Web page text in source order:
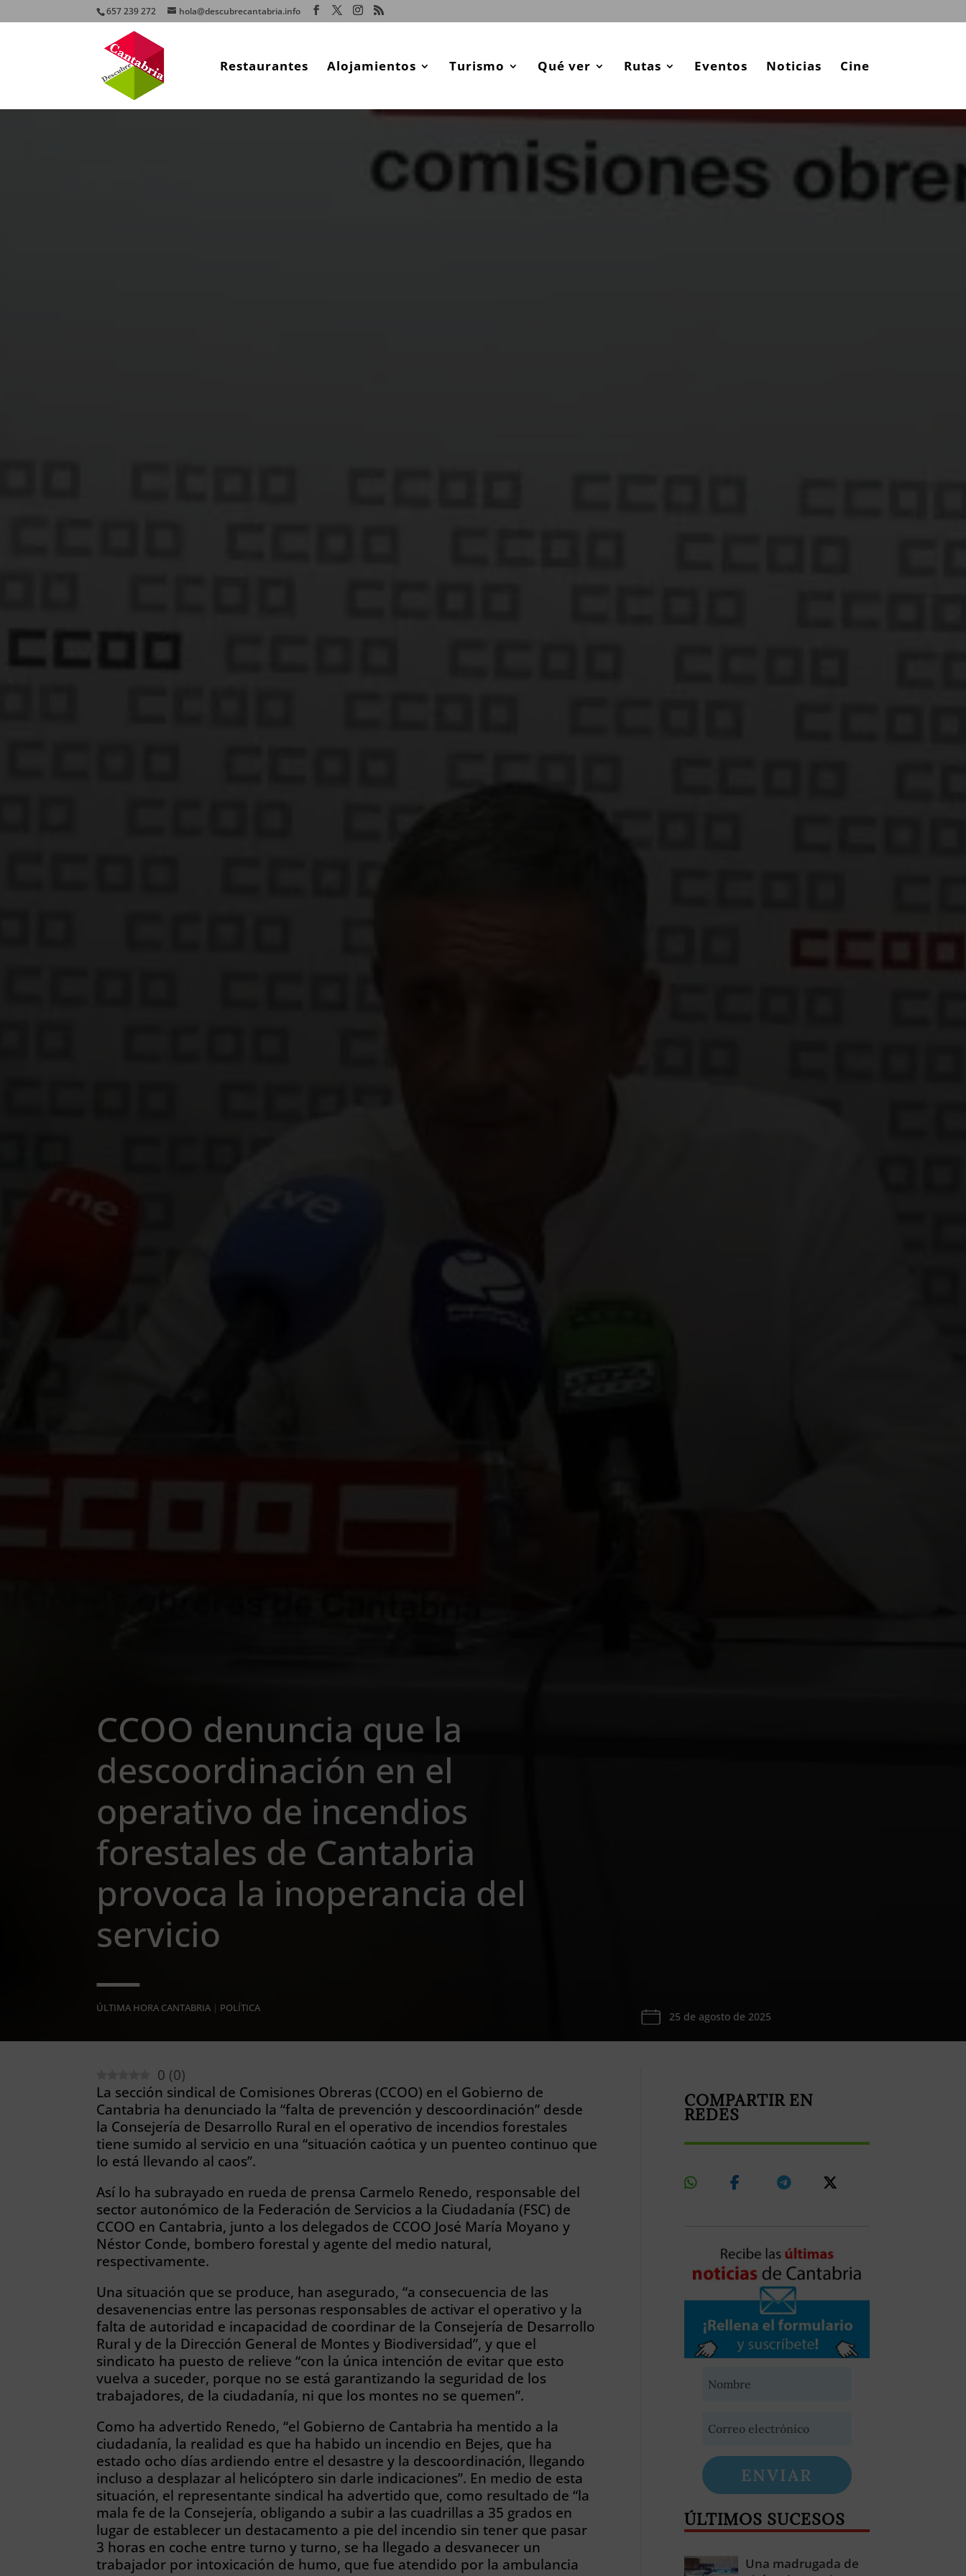
657 239 272 hola@descubrecantabria.info
Restaurantes Alojamientos Turismo Qué ver Rutas Eventos Noticias Cine
CCOO denuncia que la
descoordinación en el
operativo de incendios
forestales de Cantabria
provoca la inoperancia del
servicio
ÚLTIMA HORA CANTABRIA | POLÍTICA
25 de agosto de 2025
0 (0)
La sección sindical de Comisiones Obreras (CCOO) en el Gobierno de
Cantabria ha denunciado la “falta de prevención y descoordinación” desde
la Consejería de Desarrollo Rural en el operativo de incendios forestales
tiene sumido al servicio en una “situación caótica y un puenteo continuo que
lo está llevando al caos”.
Así lo ha subrayado en rueda de prensa Carmelo Renedo, responsable del
sector autonómico de la Federación de Servicios a la Ciudadanía (FSC) de
CCOO en Cantabria, junto a los delegados de CCOO José María Moyano y
Néstor Conde, bombero forestal y agente del medio natural,
respectivamente.
Una situación que se produce, han asegurado, “a consecuencia de las
desavenencias entre las personas responsables de activar el operativo y la
falta de autoridad e incapacidad de coordinar de la Consejería de Desarrollo
Rural y de la Dirección General de Montes y Biodiversidad”, y que el
sindicato ha puesto de relieve “con la única intención de evitar que esto
vuelva a suceder, porque no se está garantizando la seguridad de los
trabajadores, de la ciudadanía, ni que los montes no se quemen”.
Como ha advertido Renedo, “el Gobierno de Cantabria ha mentido a la
ciudadanía, la realidad es que ha habido un incendio en Bejes, que ha
estado ocho días ardiendo entre el desastre y la descoordinación, llegando
incluso a desplazar al helicóptero sin darle indicaciones”. En medio de esta
situación, el representante sindical ha advertido que, como resultado de “la
mala fe de la Consejería, obligando a subir a las cuadrillas a 35 grados en
lugar de establecer un destacamento a pie del incendio sin tener que pasar
3 horas en coche entre turno y turno, se ha llegado a desvanecer un
trabajador por intoxicación de humo, que fue atendido por la ambulancia
COMPARTIR EN
REDES
ENVIAR
ÚLTIMOS SUCESOS
Una madrugada de